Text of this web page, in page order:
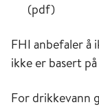
(pdf)
FHI anbefaler å
ikke er basert
For drikkevann